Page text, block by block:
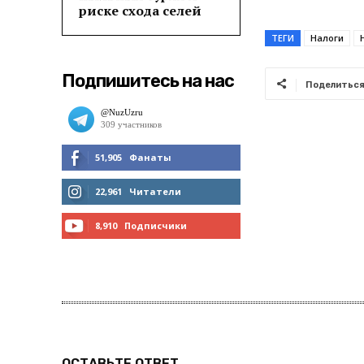
риске схода селей
Подпишитесь на нас
51,905 Фанаты
МНЕ НРАВИТСЯ
22,961 Читатели
8,910 Подписчики
ТЕГИ Налоги
Поделиться